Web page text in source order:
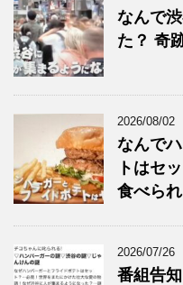
なんで
た？ 奇
2026/08/02
なんで
トはセ
食べら
2026/07/26
番組告